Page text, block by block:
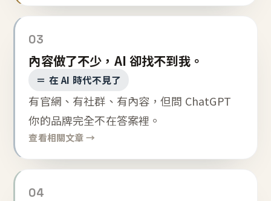
03
內容做了不少，AI 卻找不到我。
＝ 在 AI 時代不見了
有官網、有社群、有內容，但問 ChatGPT
你的品牌完全不在答案裡。
查看相關文章 →
04